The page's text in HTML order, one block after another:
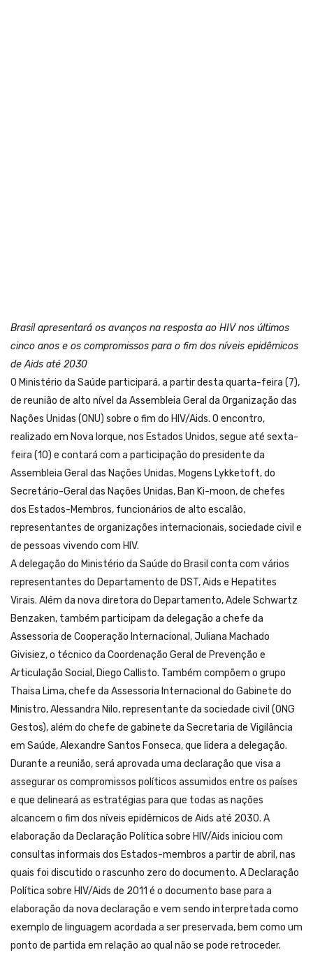
Brasil apresentará os avanços na resposta ao HIV nos últimos
cinco anos e os compromissos para o fim dos níveis epidêmicos
de Aids até 2030
O Ministério da Saúde participará, a partir desta quarta-feira (7),
de reunião de alto nível da Assembleia Geral da Organização das
Nações Unidas (ONU) sobre o fim do HIV/Aids. O encontro,
realizado em Nova Iorque, nos Estados Unidos, segue até sexta-
feira (10) e contará com a participação do presidente da
Assembleia Geral das Nações Unidas, Mogens Lykketoft, do
Secretário-Geral das Nações Unidas, Ban Ki-moon, de chefes
dos Estados-Membros, funcionários de alto escalão,
representantes de organizações internacionais, sociedade civil e
de pessoas vivendo com HIV.
A delegação do Ministério da Saúde do Brasil conta com vários
representantes do Departamento de DST, Aids e Hepatites
Virais. Além da nova diretora do Departamento, Adele Schwartz
Benzaken, também participam da delegação a chefe da
Assessoria de Cooperação Internacional, Juliana Machado
Givisiez, o técnico da Coordenação Geral de Prevenção e
Articulação Social, Diego Callisto. Também compõem o grupo
Thaisa Lima, chefe da Assessoria Internacional do Gabinete do
Ministro, Alessandra Nilo, representante da sociedade civil (ONG
Gestos), além do chefe de gabinete da Secretaria de Vigilância
em Saúde, Alexandre Santos Fonseca, que lidera a delegação.
Durante a reunião, será aprovada uma declaração que visa a
assegurar os compromissos políticos assumidos entre os países
e que delineará as estratégias para que todas as nações
alcancem o fim dos níveis epidêmicos de Aids até 2030. A
elaboração da Declaração Política sobre HIV/Aids iniciou com
consultas informais dos Estados-membros a partir de abril, nas
quais foi discutido o rascunho zero do documento. A Declaração
Política sobre HIV/Aids de 2011 é o documento base para a
elaboração da nova declaração e vem sendo interpretada como
exemplo de linguagem acordada a ser preservada, bem como um
ponto de partida em relação ao qual não se pode retroceder.